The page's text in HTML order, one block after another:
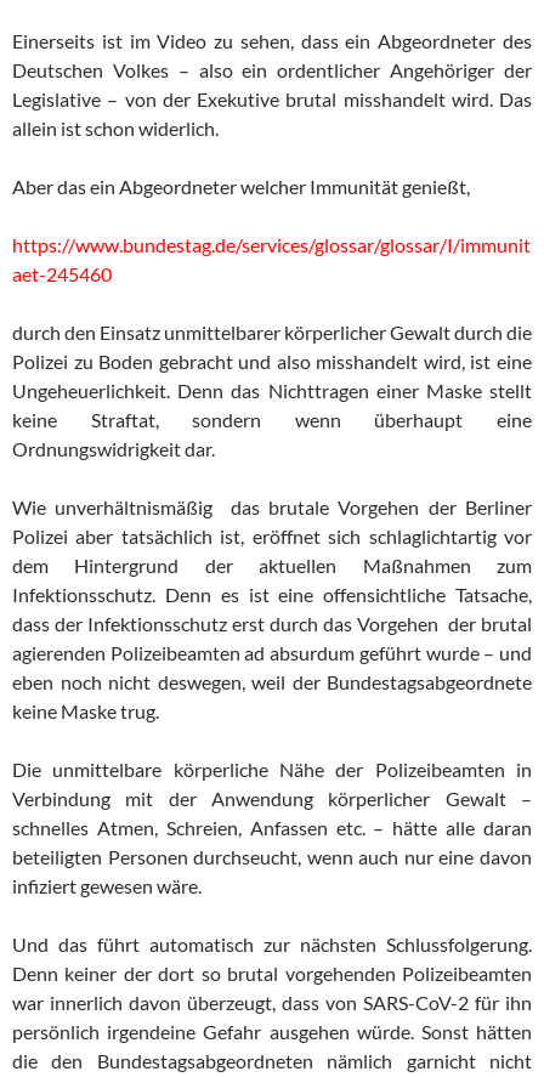
Einerseits ist im Video zu sehen, dass ein Abgeordneter des
Deutschen Volkes – also ein ordentlicher Angehöriger der
Legislative – von der Exekutive brutal misshandelt wird. Das
allein ist schon widerlich.
Aber das ein Abgeordneter welcher Immunität genießt,
https://www.bundestag.de/services/glossar/glossar/I/immunit
aet-245460
durch den Einsatz unmittelbarer körperlicher Gewalt durch die
Polizei zu Boden gebracht und also misshandelt wird, ist eine
Ungeheuerlichkeit. Denn das Nichttragen einer Maske stellt
keine Straftat, sondern wenn überhaupt eine
Ordnungswidrigkeit dar.
Wie unverhältnismäßig das brutale Vorgehen der Berliner
Polizei aber tatsächlich ist, eröffnet sich schlaglichtartig vor
dem Hintergrund der aktuellen Maßnahmen zum
Infektionsschutz. Denn es ist eine offensichtliche Tatsache,
dass der Infektionsschutz erst durch das Vorgehen der brutal
agierenden Polizeibeamten ad absurdum geführt wurde – und
eben noch nicht deswegen, weil der Bundestagsabgeordnete
keine Maske trug.
Die unmittelbare körperliche Nähe der Polizeibeamten in
Verbindung mit der Anwendung körperlicher Gewalt –
schnelles Atmen, Schreien, Anfassen etc. – hätte alle daran
beteiligten Personen durchseucht, wenn auch nur eine davon
infiziert gewesen wäre.
Und das führt automatisch zur nächsten Schlussfolgerung.
Denn keiner der dort so brutal vorgehenden Polizeibeamten
war innerlich davon überzeugt, dass von SARS-CoV-2 für ihn
persönlich irgendeine Gefahr ausgehen würde. Sonst hätten
die den Bundestagsabgeordneten nämlich garnicht nicht